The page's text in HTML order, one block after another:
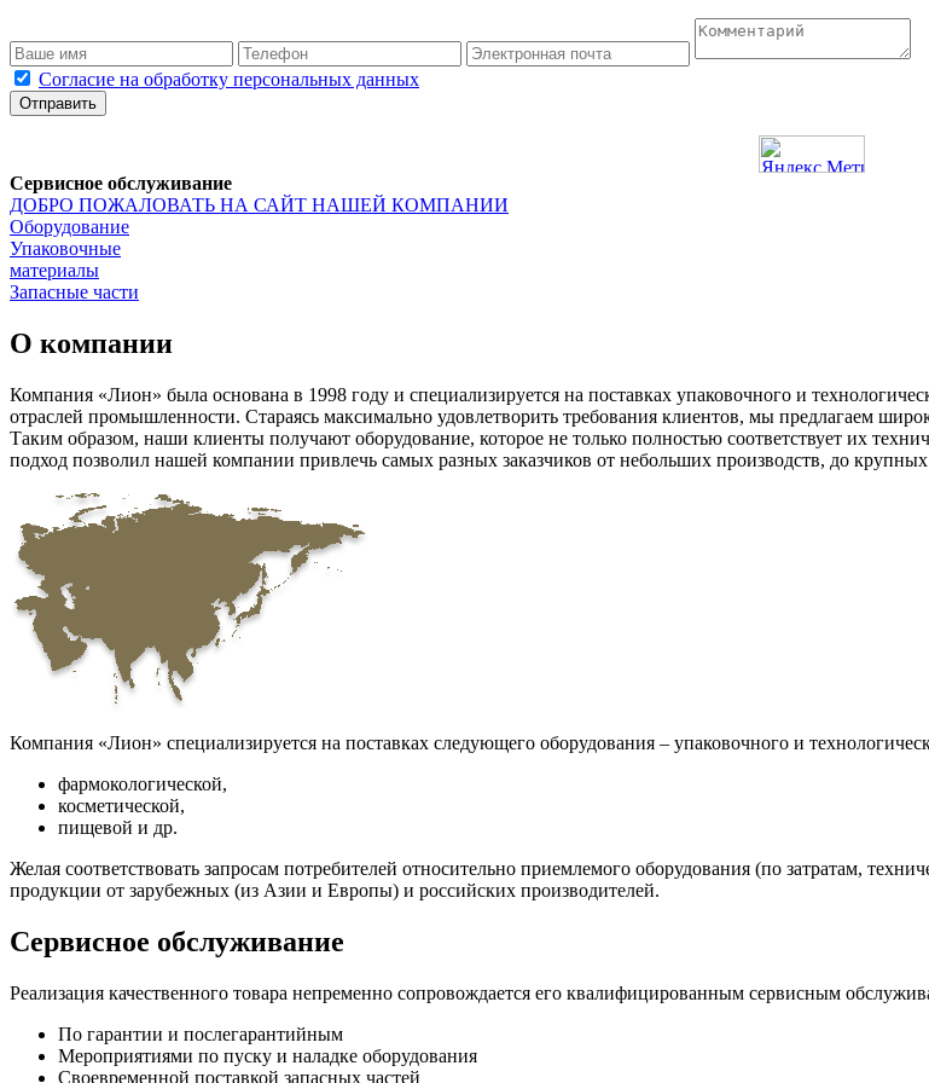
Согласие на обработку персональных данных
Отправить
Сервисное обслуживание
ДОБРО ПОЖАЛОВАТЬ НА САЙТ НАШЕЙ КОМПАНИИ
Оборудование
Упаковочные
материалы
Запасные части
О компании
Компания «Лион» была основана в 1998 году и специализируется на поставках упаковочного и
отраслей промышленности. Стараясь максимально удовлетворить требования клиентов, мы предлагаем
Таким образом, наши клиенты получают оборудование, которое не только полностью соответствует их
подход позволил нашей компании привлечь самых разных заказчиков от небольших производств, до
Компания «Лион» специализируется на поставках следующего оборудования – упаковочного и
фармокологической,
косметической,
пищевой и др.
Желая соответствовать запросам потребителей относительно приемлемого оборудования (по затратам,
продукции от зарубежных (из Азии и Европы) и российских производителей.
Сервисное обслуживание
Реализация качественного товара непременно сопровождается его квалифицированным сервисным
По гарантии и послегарантийным
Мероприятиями по пуску и наладке оборудования
Своевременной поставкой запасных частей